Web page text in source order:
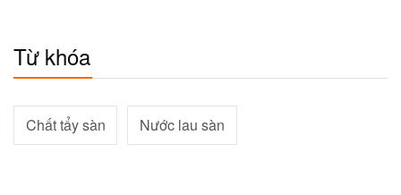
Từ khóa
Chất tẩy sàn Nước lau sàn